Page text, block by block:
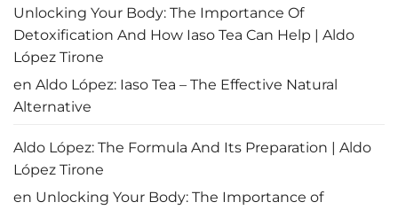
aéreo:
El
fin
de
la
alerta
de
la
OACI
Unlocking Your Body: The Importance Of
Detoxification And How Iaso Tea Can Help | Aldo
López Tirone
en Aldo López: Iaso Tea – The Effective Natural
Alternative
Aldo López: The Formula And Its Preparation | Aldo
López Tirone
en Unlocking Your Body: The Importance of